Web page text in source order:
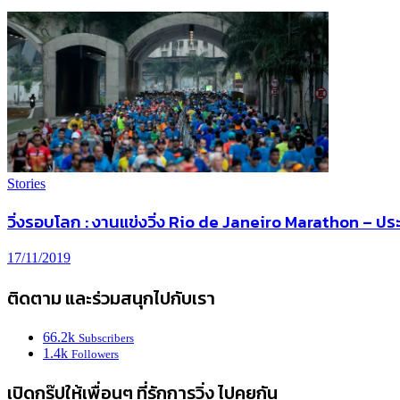
Stories
วิ่งรอบโลก : งานแข่งวิ่ง Rio de Janeiro Marathon – ปร
17/11/2019
ติดตาม และร่วมสนุกไปกับเรา
66.2k Subscribers
1.4k Followers
เปิดกรุ๊ปให้เพื่อนๆ ที่รักการวิ่ง ไปคุยกัน